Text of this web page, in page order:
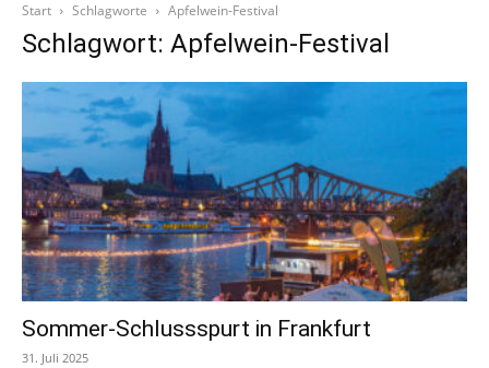
Start
Schlagworte Apfelwein-Festival
Schlagwort: Apfelwein-Festival
Sommer-Schlussspurt in Frankfurt
31. Juli 2025